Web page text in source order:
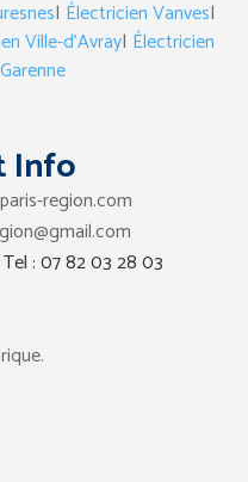
| Électricien Vanves|
Ville-d’Avray| Électricien
Info
region.com
Tel : 07 82 03 28 03